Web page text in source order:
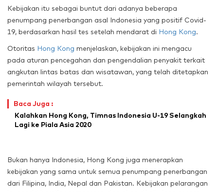
Kebijakan itu sebagai buntut dari adanya beberapa
penumpang penerbangan asal Indonesia yang positif Covid-
19, berdasarkan hasil tes setelah mendarat di Hong Kong.
Otoritas Hong Kong menjelaskan, kebijakan ini mengacu
pada aturan pencegahan dan pengendalian penyakit terkait
angkutan lintas batas dan wisatawan, yang telah ditetapkan
pemerintah wilayah tersebut.
Baca Juga :
Kalahkan Hong Kong, Timnas Indonesia U-19 Selangkah
Lagi ke Piala Asia 2020
Bukan hanya Indonesia, Hong Kong juga menerapkan
kebijakan yang sama untuk semua penumpang penerbangan
dari Filipina, India, Nepal dan Pakistan. Kebijakan pelarangan